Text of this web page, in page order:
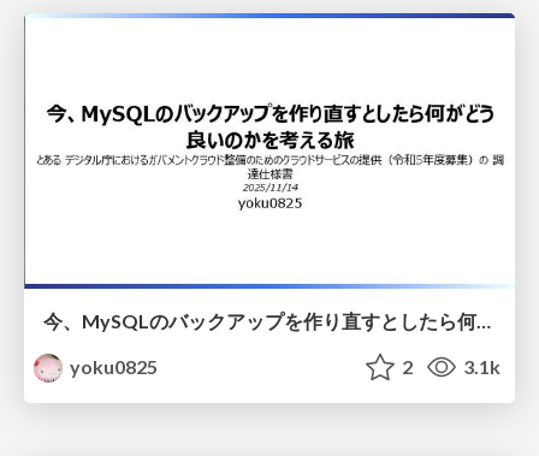
今、MySQLのバックアップを作り直すとしたら何がどう良いのかを考える旅
yoku0825
2 3.1k